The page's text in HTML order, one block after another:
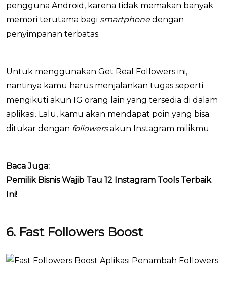
pengguna Android, karena tidak memakan banyak
memori terutama bagi smartphonedengan
penyimpanan terbatas.
Untuk menggunakan Get Real Followers ini,
nantinya kamu harus menjalankan tugas seperti
mengikuti akun IG orang lain yang tersedia di dalam
aplikasi. Lalu, kamu akan mendapat poin yang bisa
ditukar dengan followersakun Instagram milikmu.
Baca Juga:
Pemilik Bisnis Wajib Tau 12 Instagram Tools Terbaik
Ini!
6. Fast Followers Boost